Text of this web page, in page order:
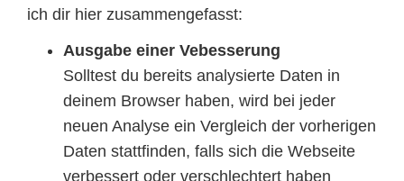
ich dir hier zusammengefasst:
Ausgabe einer Vebesserung
Solltest du bereits analysierte Daten in
deinem Browser haben, wird bei jeder
neuen Analyse ein Vergleich der vorherigen
Daten stattfinden, falls sich die Webseite
verbessert oder verschlechtert haben